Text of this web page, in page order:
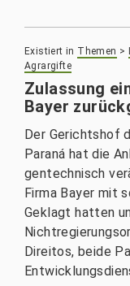
Existiert in Themen >
Agrargifte
Zulassung
Bayer
Der Gerichtshof
Paraná hat die
gentechnisch
Firma Bayer mit
Geklagt hatten
Direitos, beide